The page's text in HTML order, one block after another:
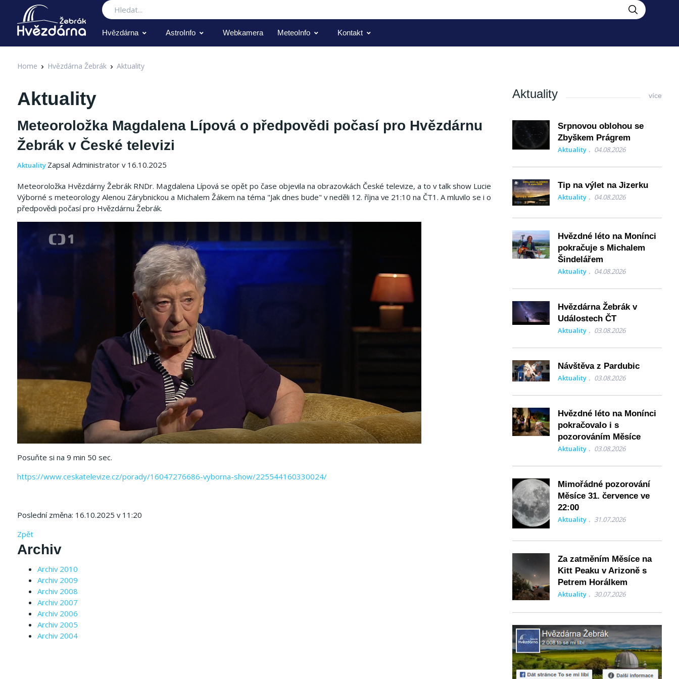
Hledat
Hvězdárna AstroInfo Webkamera MeteoInfo Kontakt
Home Hvězdárna Žebrák Aktuality
Aktuality
Meteoroložka Magdalena Lípová o předpovědi počasí pro Hvězdárnu
Žebrák v České televizi
Aktuality Zapsal Administrator v 16.10.2025
Meteoroložka Hvězdárny Žebrák RNDr. Magdalena Lípová se opět po čase objevila na obrazovkách České televize, a to v talk show Lucie
Výborné s meteorology Alenou Zárybnickou a Michalem Žákem na téma "Jak dnes bude" v neděli 12. října ve 21:10 na ČT1. A mluvilo se i o
předpovědi počasí pro Hvězdárnu Žebrák.
Posuňte si na 9 min 50 sec.
https://www.ceskatelevize.cz/porady/16047276686-vyborna-show/225544160330024/
Poslední změna: 16.10.2025 v 11:20
Zpět
Archiv
Archiv 2010
Archiv 2009
Archiv 2008
Archiv 2007
Archiv 2006
Archiv 2005
Archiv 2004
Aktuality více
Srpnovou oblohou se
Zbyškem Prágrem
Aktuality 04.08.2026
Tip na výlet na Jizerku
Aktuality 04.08.2026
Hvězdné léto na Monínci
pokračuje s Michalem
Šindelářem
Aktuality 04.08.2026
Hvězdárna Žebrák v
Událostech ČT
Aktuality 03.08.2026
Návštěva z Pardubic
Aktuality 03.08.2026
Hvězdné léto na Monínci
pokračovalo i s
pozorováním Měsíce
Aktuality 03.08.2026
Mimořádné pozorování
Měsíce 31. července ve
22:00
Aktuality 31.07.2026
Za zatměním Měsíce na
Kitt Peaku v Arizoně s
Petrem Horálkem
Aktuality 30.07.2026